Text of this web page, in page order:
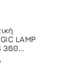
LAMP
360